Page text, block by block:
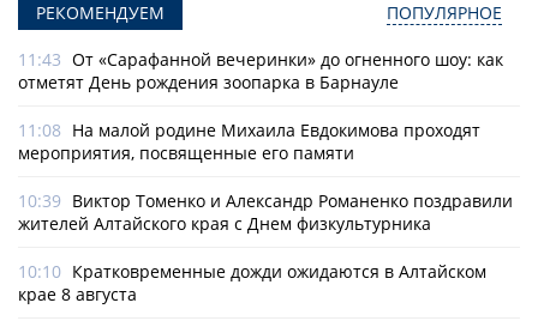
РЕКОМЕНДУЕМ ПОПУЛЯРНОЕ
11:43 От «Сарафанной вечеринки» до огненного шоу: как
отметят День рождения зоопарка в Барнауле
11:08 На малой родине Михаила Евдокимова проходят
мероприятия, посвященные его памяти
10:39 Виктор Томенко и Александр Романенко поздравили
жителей Алтайского края с Днем физкультурника
10:10 Кратковременные дожди ожидаются в Алтайском
крае 8 августа